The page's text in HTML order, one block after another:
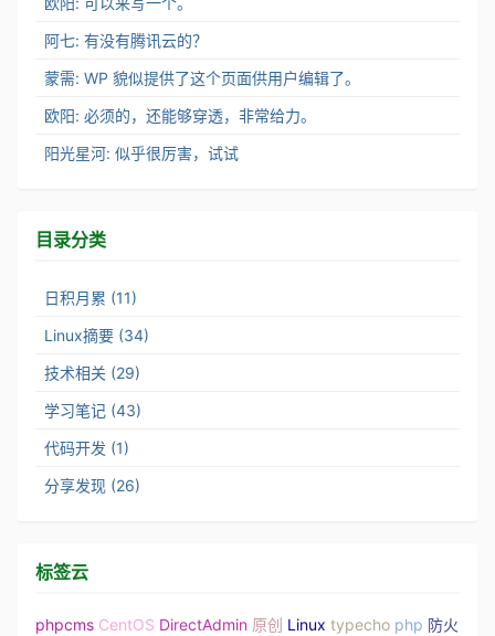
阿七: 有没有腾讯云的？
蒙需: WP 貌似提供了这个页面供用户编辑了。
欧阳: 必须的，还能够穿透，非常给力。
阳光星河: 似乎很厉害，试试
目录分类
日积月累 (11)
Linux摘要 (34)
技术相关 (29)
学习笔记 (43)
代码开发 (1)
分享发现 (26)
标签云
phpcms CentOS DirectAdmin 原创 Linux typecho php 防火